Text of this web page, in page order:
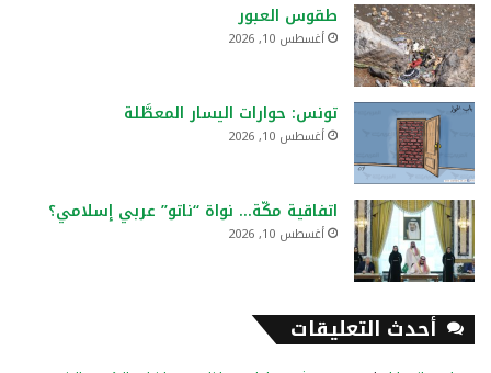
طقوس العبور
أغسطس 10, 2026
تونس: حوارات اليسار المعطَّلة
أغسطس 10, 2026
اتفاقية مكّة… نواة “ناتو” عربي إسلامي؟
أغسطس 10, 2026
أحدث التعليقات